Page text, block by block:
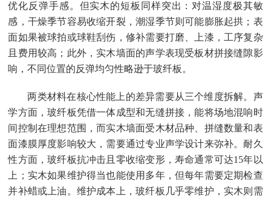
优化反弹手感。但实木的短板同样突出：对温湿度极其敏
感，干燥季节容易收缩开裂，潮湿季节则可能膨胀起拱；表
面如果被球拍或球鞋刮伤，修补需要打磨、上漆，工序复杂
且费用较高；此外，实木墙面的声学表现受板材拼接缝隙影
响，不同位置的反弹均匀性略逊于玻纤板。
两类材料在核心性能上的差异需要从三个维度拆解。声
学方面，玻纤板凭借一体成型和无缝拼接，能将场地混响时
间控制在理想范围，而实木墙面受木材品种、拼缝数量和表
面漆膜厚度影响较大，需要通过专业声学设计来弥补。耐久
性方面，玻纤板抗冲击且零收缩变形，寿命通常可达15年以
上；实木如果维护得当也能使用多年，但每年需要定期检查
并补蜡或上油。维护成本上，玻纤板几乎零维护，实木则需